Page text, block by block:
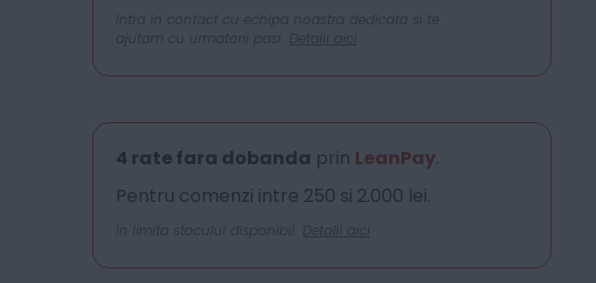
Intra in contact cu echipa noastra dedicata si te
ajutam cu urmatorii pasi. Detalii aici
4 rate fara dobanda prin LeanPay.
Pentru comenzi intre 250 si 2.000 lei.
In limita stocului disponibil. Detalii aici